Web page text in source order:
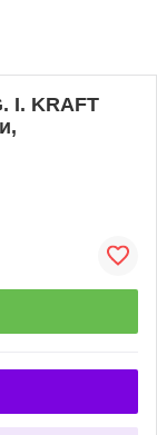
I. KRAFT